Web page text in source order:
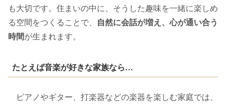
も大切です。住まいの中に、そうした趣味を一緒に楽しめ
る空間をつくることで、
自然に会話が増え、心が通い合う
時間が生まれます。
たとえば音楽が好きな家族なら…
ピアノやギター、打楽器などの楽器を楽しむ家庭では、